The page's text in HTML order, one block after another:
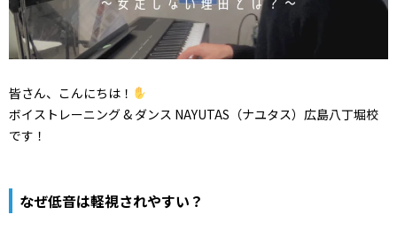
皆さん、こんにちは！
ボイストレーニング & ダンス NAYUTAS（ナユタス）広島八丁堀校
です！
なぜ低音は軽視されやすい？